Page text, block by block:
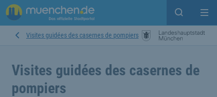
Open
Visites guidées des casernes de pompiers
Visites guidées des casernes de
pompiers